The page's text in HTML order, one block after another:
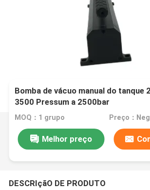
Bomba de vácuo manual do tanque
3500 Pressum a 2500bar
MOQ：1 grupo Preço：
Melhor preço
DESCRIçãO DE PRODUTO